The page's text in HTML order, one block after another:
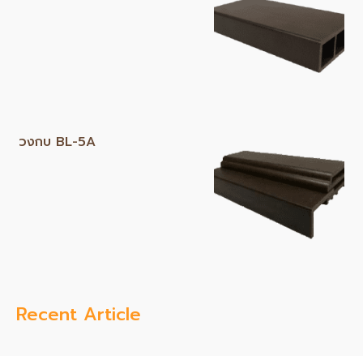
วงกบ BL-5A
Recent Article